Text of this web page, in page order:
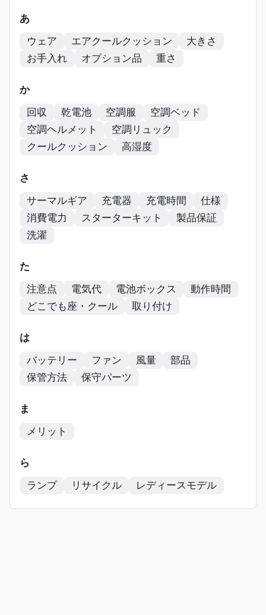
あ
ウェア
エアクールクッション
大きさ
お手入れ
オプション品 重さ
か
回収
乾電池 空調服
空調ベッド
空調ヘルメット
空調リュック
クールクッション
高湿度
さ
サーマルギア
充電器 充電時間
仕様
消費電力
スターターキット
製品保証
洗濯
た
注意点
電気代 電池ボックス
動作時間
どこでも座・クール
取り付け
は
バッテリー
ファン 風量
部品
保管方法
保守パーツ
ま
メリット
ら
ランプ
リサイクル レディースモデル